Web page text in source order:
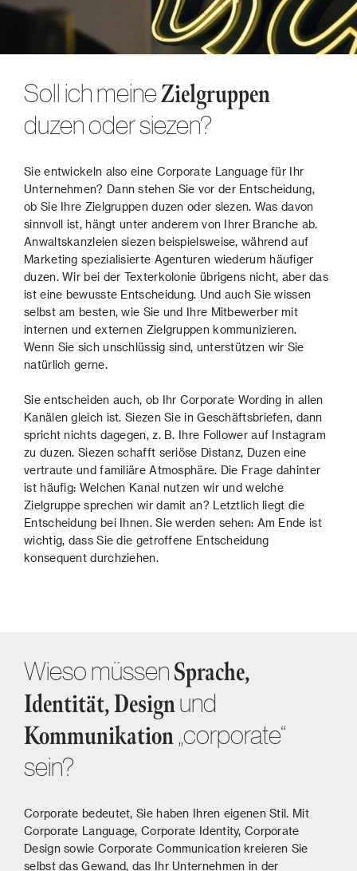
Soll ich meineZielgruppen
duzen oder siezen?
Sie entwickeln also eine Corporate Language für Ihr
Unternehmen? Dann stehen Sie vor der Entscheidung,
ob Sie Ihre Zielgruppen duzen oder siezen. Was davon
sinnvoll ist, hängt unter anderem von Ihrer Branche ab.
Anwaltskanzleien siezen beispielsweise, während auf
Marketing spezialisierte Agenturen wiederum häufiger
duzen. Wir bei der Texterkolonie übrigens nicht, aber das
ist eine bewusste Entscheidung. Und auch Sie wissen
selbst am besten, wie Sie und Ihre Mitbewerber mit
internen und externen Zielgruppen kommunizieren.
Wenn Sie sich unschlüssig sind, unterstützen wir Sie
natürlich gerne.
Sie entscheiden auch, ob Ihr Corporate Wording in allen
Kanälen gleich ist. Siezen Sie in Geschäftsbriefen, dann
spricht nichts dagegen, z. B. Ihre Follower auf Instagram
zu duzen. Siezen schafft seriöse Distanz, Duzen eine
vertraute und familiäre Atmosphäre. Die Frage dahinter
ist häufig: Welchen Kanal nutzen wir und welche
Zielgruppe sprechen wir damit an? Letztlich liegt die
Entscheidung bei Ihnen. Sie werden sehen: Am Ende ist
wichtig, dass Sie die getroffene Entscheidung
konsequent durchziehen.
Wieso müssenSprache,
Identität, Designund
Kommunikation „corporate“
sein?
Corporate bedeutet, Sie haben Ihren eigenen Stil. Mit
Corporate Language, Corporate Identity, Corporate
Design sowie Corporate Communication kreieren Sie
selbst das Gewand, das Ihr Unternehmen in der